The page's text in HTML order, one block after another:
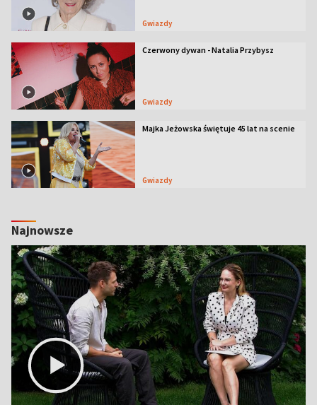
Gwiazdy
Czerwony dywan - Natalia Przybysz
Gwiazdy
Majka Jeżowska świętuje 45 lat na scenie
Gwiazdy
Najnowsze